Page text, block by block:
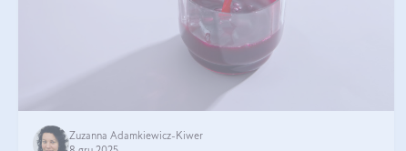
Zuzanna Adamkiewicz-Kiwer